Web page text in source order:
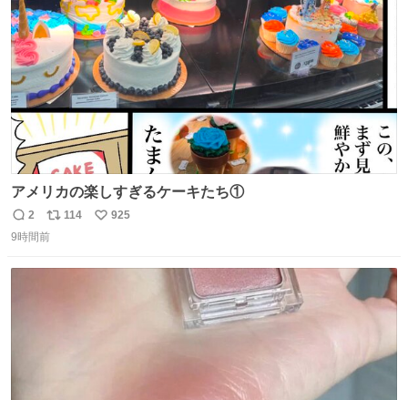
めてもろて とか言う
数
アメリカの楽しすぎるケーキたち①
返
信
2
リ
ポ
114
い
925
9時間前